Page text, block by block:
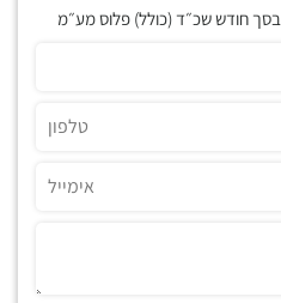
חודש שכ״ד (כולל) פלוס מע״מ